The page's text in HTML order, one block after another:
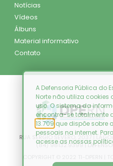
Notícias
Vídeos
Álbuns
Material informativo
Contato
RUA SÉRGIO SEVERO, 2037 |
(84) 98132.9399 |
A Defensoria Pública do
Norte não utiliza cookies
uso. O sistema da
encontra-se totalmente
13.709 que dispõe sobre
pessoais na internet.
acesse as nossas